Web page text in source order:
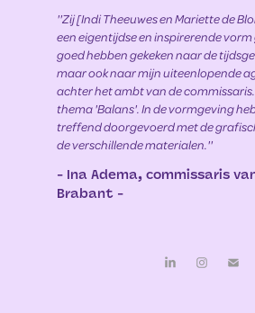
''Zij [Indi Theeuwes en Mariette de
een eigentijdse en inspirerende
goed hebben gekeken naar de
maar ook naar mijn uiteenlopende
achter het ambt van de
thema 'Balans'. In de vormgeving
treffend doorgevoerd met de
de verschillende materialen.''
- Ina Adema, commissaris
Brabant -